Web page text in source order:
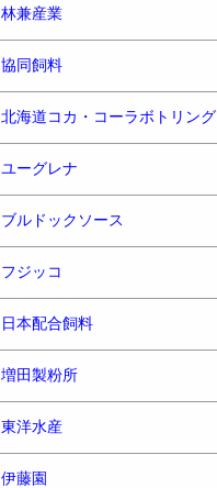
林兼産業
協同飼料
北海道コカ・コーラボトリング
ユーグレナ
ブルドックソース
フジッコ
日本配合飼料
増田製粉所
東洋水産
伊藤園